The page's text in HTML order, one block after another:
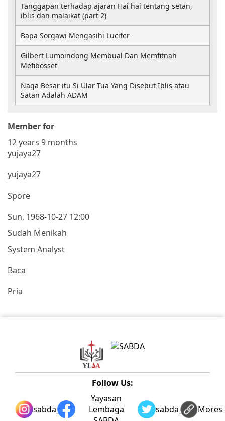
Member for
12 years 9 months
yujaya27
yujaya27
Spore
Sun, 1968-10-27 12:00
Sudah Menikah
System Analyst
Baca
Pria
Tanggapan terhadap ajaran Hai hai tentang setan,
iblis dan malaikat (part 2)
Bapa Sorgawi Mengasihi Lucifer
Gilbert Lumoindong Membual Dan Memfitnah
Mefibosset
Naga Besar itu Si Ular Tua Yang Disebut Iblis atau
Satan Adalah ADAM
Follow Us:
sabda_ylsa
Yayasan
Lembaga
sabda_ylsaMores